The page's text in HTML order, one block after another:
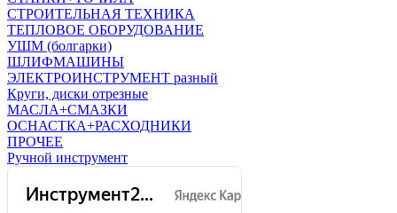
СТРОИТЕЛЬНАЯ ТЕХНИКА
ТЕПЛОВОЕ ОБОРУДОВАНИЕ
УШМ (болгарки)
ШЛИФМАШИНЫ
ЭЛЕКТРОИНСТРУМЕНТ разный
Круги, диски отрезные
МАСЛА+СМАЗКИ
ОСНАСТКА+РАСХОДНИКИ
ПРОЧЕЕ
Ручной инструмент